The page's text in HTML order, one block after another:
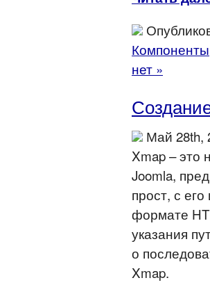
Компоненты
нет »
Май 28th,
Xmap – это
Joomla,
прост, с
формате
указания
о
Xmap.